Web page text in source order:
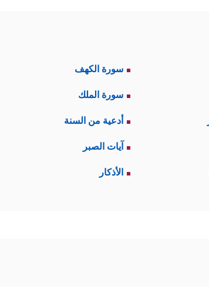
سورة الكهف
سورة الملك
أدعية من السنة
آيات الصبر
الأذكار